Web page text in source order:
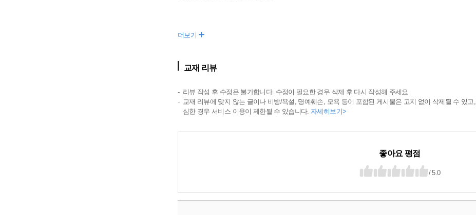
더보기 +
교재 리뷰
리뷰 작성 후 수정은 불가합니다. 수정이 필요한 경우 삭제 후 다시 작성해 주세요
교재 리뷰에 맞지 않는 글이나 비방/욕설, 명예훼손, 모욕 등이 포함된 게시물은 고지 없이 삭제될 수 있고,
심한 경우 서비스 이용이 제한될 수 있습니다. 자세히보기>
좋아요 평점
/ 5.0